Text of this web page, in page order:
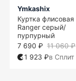
Ymkashix
Куртка флисовая
Ranger серый/
пурпурный
11 060 ₽
7 690 ₽
1 923 ₽в Сплит